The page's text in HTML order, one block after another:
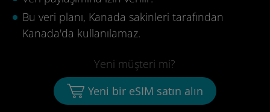
Bu veri planı, Kanada sakinleri tarafından
Kanada'da kullanılamaz.
Yeni müşteri mi?
Yeni bir eSIM satın alın